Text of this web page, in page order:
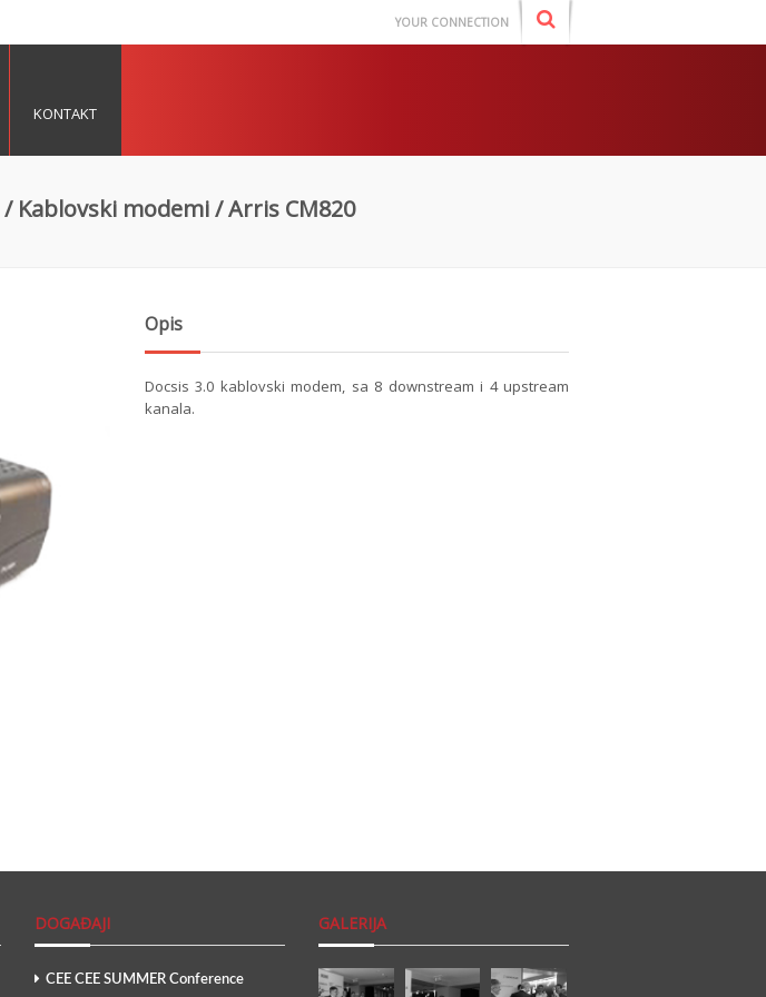
YOUR CONNECTION
KONTAKT
/ Kablovski modemi/ Arris CM820
Opis
Docsis 3.0 kablovski modem, sa 8 downstream i 4 upstream
kanala.
DOGAĐAJI
CEE CEE SUMMER Conference
GALERIJA